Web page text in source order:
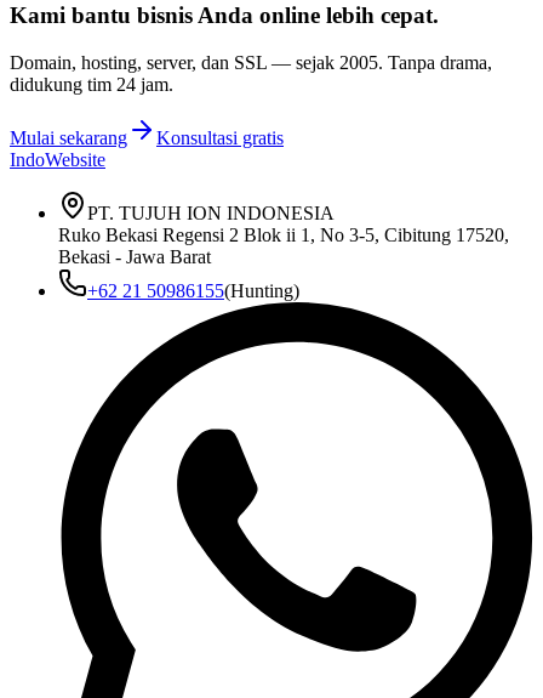
Kami bantu bisnis Anda online lebih cepat.
Domain, hosting, server, dan SSL — sejak 2005. Tanpa drama,
didukung tim 24 jam.
Mulai sekarang
Konsultasi gratis
IndoWebsite
PT. TUJUH ION INDONESIA
Ruko Bekasi Regensi 2 Blok ii 1, No 3-5, Cibitung 17520,
Bekasi - Jawa Barat
+62 21 50986155(Hunting)